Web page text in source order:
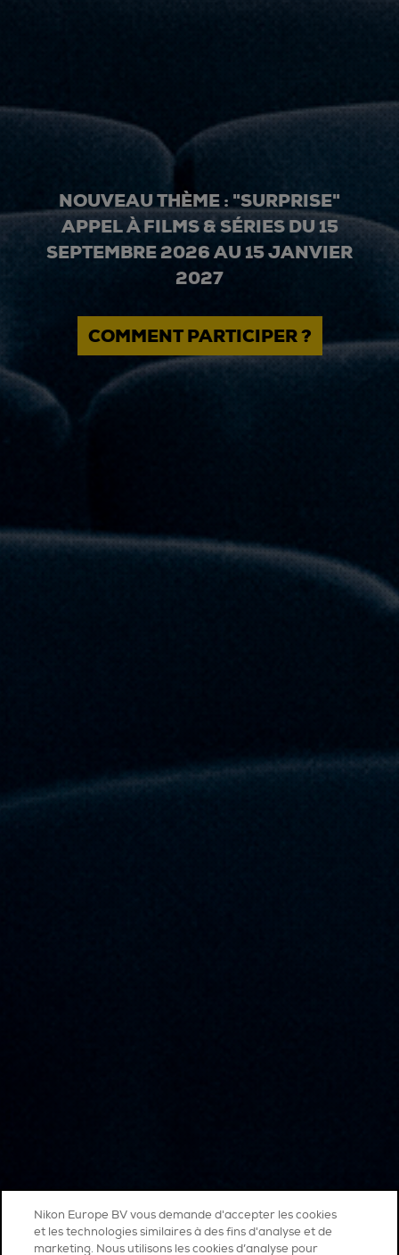
NOUVEAU THÈME : "SURPRISE"
APPEL À FILMS & SÉRIES DU 15
SEPTEMBRE 2026 AU 15 JANVIER
2027
COMMENT PARTICIPER ?
Nikon Europe BV vous demande d'accepter les cookies
et les technologies similaires à des fins d'analyse et de
marketing. Nous utilisons les cookies d’analyse pour